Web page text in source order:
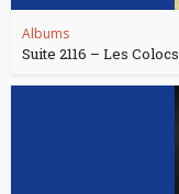
Albums
Suite 2116 – Les Colocs